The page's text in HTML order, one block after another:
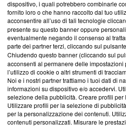
ancora membro del programma,
parte; Trust Project non ha ancora
conformità agli standard.
Su di noi
Team editoriale
Corporate
Redazione
Informativa Privacy
dispositivo, i quali potrebbero combinarle
fornito loro o che hanno raccolto dal tuo
acconsentire all’uso di tali tecnologie
presente su questo banner oppure
eventualmente negando il consenso al
parte dei partner terzi, cliccando sul pulsante
Chiudendo questo banner (cliccando sul
acconsenti al permanere delle
l’utilizzo di cookie o altri strumenti di
Noi e i nostri partner trattiamo i tuoi dati di
informazioni su dispositivo e/o accedervi.
selezione della pubblicità. Creare profili
Utilizzare profili per la selezione di
per la personalizzazione dei contenuti.
contenuti personalizzati. Misurare le